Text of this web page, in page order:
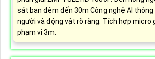
sát ban đêm đến 30m Công nghệ AI
người và động vật rõ ràng. Tích hợp micro
phạm vi 3m.